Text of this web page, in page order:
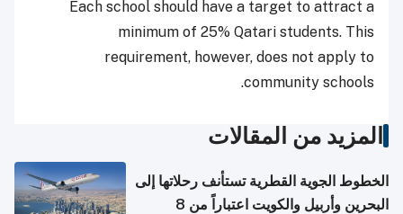
Each school should have a target to attract a
minimum of 25% Qatari students. This
requirement, however, does not apply to
community schools.
المزيد من المقالات
الخطوط الجوية القطرية تستأنف رحلاتها إلى
البحرين وأربيل والكويت اعتباراً من 8